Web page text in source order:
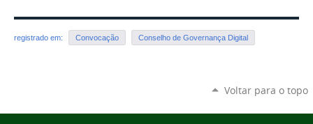
registrado em: Convocação Conselho de Governança Digital
Voltar para o topo